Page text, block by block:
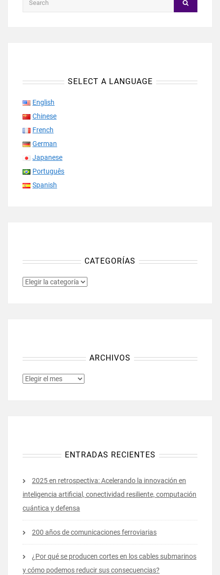
SELECT A LANGUAGE
English
Chinese
French
German
Japanese
Português
Spanish
CATEGORÍAS
CATEGORÍAS
ARCHIVOS
ARCHIVOS
ENTRADAS RECIENTES
2025 en retrospectiva: Acelerando la innovación en
inteligencia artificial, conectividad resiliente, computación
cuántica y defensa
200 años de comunicaciones ferroviarias
¿Por qué se producen cortes en los cables submarinos
y cómo podemos reducir sus consecuencias?